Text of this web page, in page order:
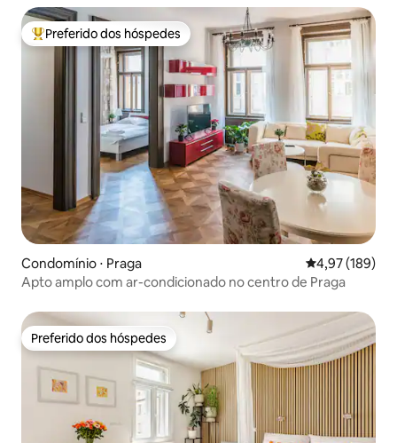
Entre os melhores preferidos dos hóspedes
Preferido dos hóspedes
Condomínio ⋅ Praga 4,97 de uma
4,97 (189)
Apto amplo com ar-condicionado no centro de Praga
Preferido dos hóspedes
Preferido dos hóspedes